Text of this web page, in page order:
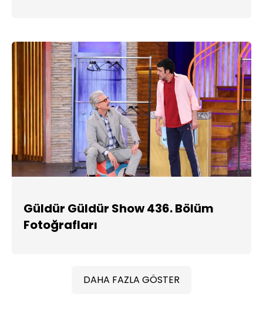
Güldür Güldür Show 436. Bölüm
Fotoğrafları
DAHA FAZLA GÖSTER